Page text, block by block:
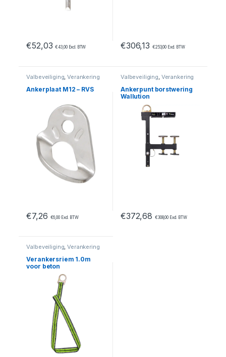
€52,03 €43,00Excl. BTW €306,13 €253,00Excl. BTW
Valbeveiliging ,Verankering
Ankerplaat M12 – RVS
€7,26 €6,00Excl. BTW
Valbeveiliging Verankering
Ankerpunt borstwering
Wallution
€372,68 €308,00Excl. BTW
Valbeveiliging,Verankering
Verankersriem 1.0m
voor beton